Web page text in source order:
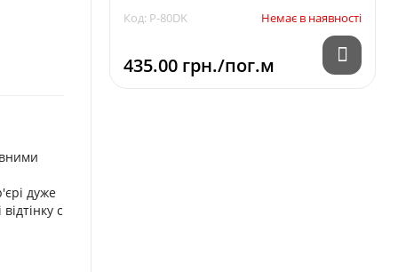
дуже
c
Код: P-80DK Немає в наявності
435.00 грн./пог.м